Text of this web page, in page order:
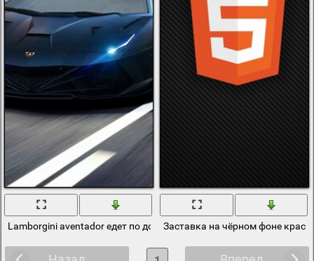
Lamborgini aventador едет по дороге на большой скорости в горах
Заставка на чёрном фоне